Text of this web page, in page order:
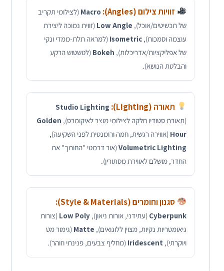
זוויות צילום (Angles): Macro (לצילומי תקריב
של תכשיטים/אוכל), Low Angle (זווית נמוכה ליצירת
עוצמה וסמכות),Isometric (למראה תלת-ממדי ונקי
של אפליקציות/אדריכלות), Bokeh (לטשטוש הרקע
והבלטת הנושא).
תאורה (Lighting):
Studio Lighting
(תאורת סטודיו חלקה לצילומי מוצר לאיקומרס), Golden
Hour (אווירה רגשית, חמה ורומנטית לפני השקיעה),
Volumetric Lighting(אור דרמטי "החותך" את
החדר, מושלם לאווירת מסתורין).
סגנון וחומרים (Style & Materials):
Cyberpunk (עתידני, אורות ניאון),Low Poly (צורות
גיאומטריות נקיות, מצוין ללוגואים), Matte (גימור מט
ויוקרתי), Iridescent (מחליף צבעים, פנינתי וזוהר).